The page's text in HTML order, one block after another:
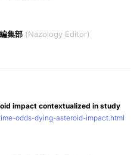
集部 Nazology Editor
impact contextualized in study
odds-dying-asteroid-impact.html